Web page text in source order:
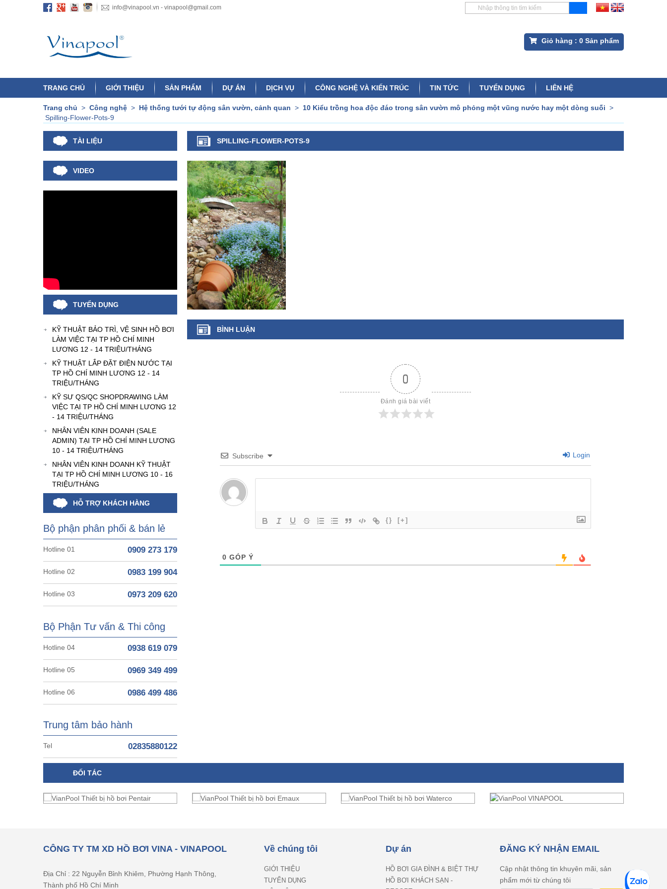
info@vinapool.vn - vinapool@gmail.com
Giỏ hàng : 0 Sản phẩm
TRANG CHỦ GIỚI THIỆU SẢN PHẨM DỰ ÁN DỊCH VỤ CÔNG NGHỆ VÀ KIẾN TRÚC TIN TỨC TUYỂN DỤNG LIÊN HỆ
Trang chủ > Công nghệ > Hệ thống tưới tự động sân vườn, cảnh quan > 10 Kiểu trồng hoa độc đáo trong sân vườn mô phỏng một vũng nước hay một dòng suối >
Spilling-Flower-Pots-9
TÀI LIỆU
VIDEO
TUYỂN DỤNG
KỸ THUẬT BẢO TRÌ, VỆ SINH HỒ BƠI
LÀM VIỆC TẠI TP HỒ CHÍ MINH
LƯƠNG 12 - 14 TRIỆU/THÁNG
KỸ THUẬT LẮP ĐẶT ĐIỆN NƯỚC TẠI
TP HỒ CHÍ MINH LƯƠNG 12 - 14
TRIỆU/THÁNG
KỸ SƯ QS/QC SHOPDRAWING LÀM
VIỆC TẠI TP HỒ CHÍ MINH LƯƠNG 12
- 14 TRIỆU/THÁNG
NHÂN VIÊN KINH DOANH (SALE
ADMIN) TẠI TP HỒ CHÍ MINH LƯƠNG
10 - 14 TRIỆU/THÁNG
NHÂN VIÊN KINH DOANH KỸ THUẬT
TẠI TP HỒ CHÍ MINH LƯƠNG 10 - 16
TRIỆU/THÁNG
HỖ TRỢ KHÁCH HÀNG
Bộ phận phân phối & bán lẻ
Hotline 01 0909 273 179
Hotline 02 0983 199 904
Hotline 03 0973 209 620
Bộ Phận Tư vấn & Thi công
Hotline 04 0938 619 079
Hotline 05 0969 349 499
Hotline 06 0986 499 486
Trung tâm bảo hành
Tel 02835880122
SPILLING-FLOWER-POTS-9
BÌNH LUẬN
0
Đánh giá bài viết
Subscribe Login
{} [+]
0 GÓP Ý
ĐỐI TÁC
CÔNG TY TM XD HỒ BƠI VINA - VINAPOOL
Địa Chỉ : 22 Nguyễn Bỉnh Khiêm, Phường Hạnh Thông,
Thành phố Hồ Chí Minh
Về chúng tôi
GIỚI THIỆU
TUYỂN DỤNG
Dự án
HỒ BƠI GIA ĐÌNH & BIỆT THỰ
HỒ BƠI KHÁCH SẠN -
ĐĂNG KÝ NHẬN EMAIL
Cập nhật thông tin khuyên mãi, sản
phẩm mới từ chúng tôi